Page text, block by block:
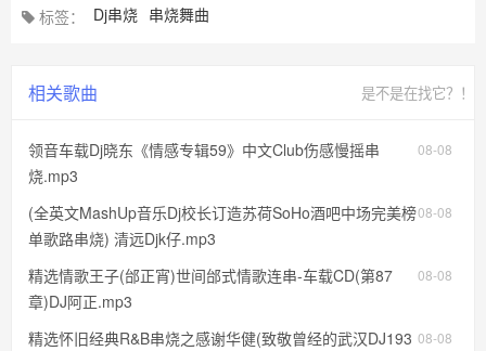
标签： Dj串烧 串烧舞曲
相关歌曲 是不是在找它？！
08-08
领音车载Dj晓东《情感专辑59》中文Club伤感慢摇串
烧.mp3
08-08
(全英文MashUp音乐Dj校长订造苏荷SoHo酒吧中场完美榜
单歌路串烧) 清远Djk仔.mp3
08-08
精选情歌王子(邰正宵)世间邰式情歌连串-车载CD(第87
章)DJ阿正.mp3
08-08
精选怀旧经典R&B串烧之感谢华健(致敬曾经的武汉DJ193